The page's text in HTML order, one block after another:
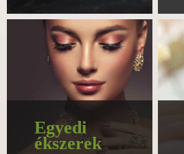
Egyedi
ékszerek